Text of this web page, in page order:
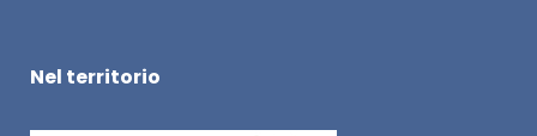
Nel territorio